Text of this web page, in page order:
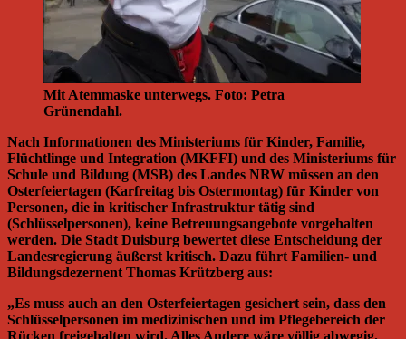
Mit Atemmaske unterwegs. Foto: Petra
Grünendahl.
Nach Informationen des Ministeriums für Kinder, Familie,
Flüchtlinge und Integration (MKFFI) und des Ministeriums für
Schule und Bildung (MSB) des Landes NRW müssen an den
Osterfeiertagen (Karfreitag bis Ostermontag) für Kinder von
Personen, die in kritischer Infrastruktur tätig sind
(Schlüsselpersonen), keine Betreuungsangebote vorgehalten
werden. Die Stadt Duisburg bewertet diese Entscheidung der
Landesregierung äußerst kritisch. Dazu führt Familien- und
Bildungsdezernent Thomas Krützberg aus:
„Es muss auch an den Osterfeiertagen gesichert sein, dass den
Schlüsselpersonen im medizinischen und im Pflegebereich der